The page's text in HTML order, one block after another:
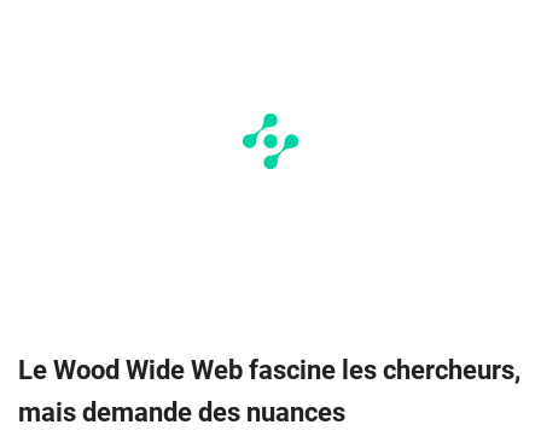
Le Wood Wide Web fascine les chercheurs,
mais demande des nuances